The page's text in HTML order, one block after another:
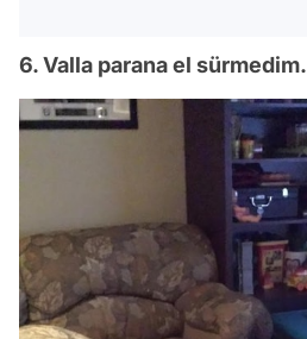
6. Valla parana el